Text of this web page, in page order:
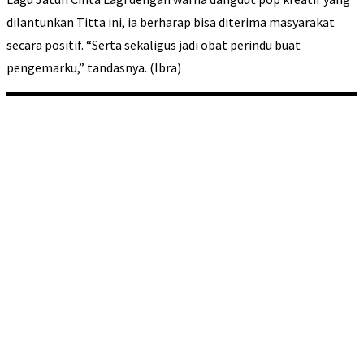
dilantunkan Titta ini, ia berharap bisa diterima masyarakat
secara positif. “Serta sekaligus jadi obat perindu buat
pengemarku,” tandasnya. (Ibra)